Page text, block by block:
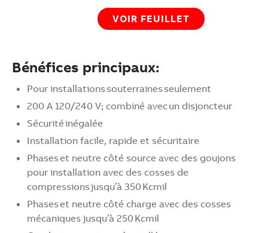
VOIR FEUILLET
Bénéfices principaux:
Pour installations souterraines seulement​
200 A 120/240 V; combiné avec un disjoncteur​
Sécurité inégalée​
Installation facile, rapide et sécuritaire
Phases et neutre côté source avec des goujons
pour installation avec des cosses de
compressions jusqu’à 350 Kcmil ​
Phases et neutre côté charge avec des cosses
mécaniques jusqu’à 250 Kcmil​